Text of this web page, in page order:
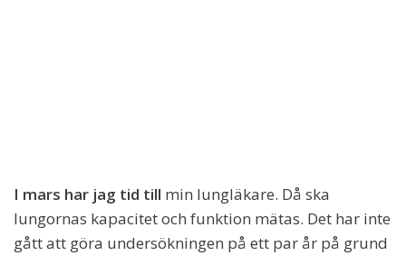
I mars har jag tid till min lungläkare. Då ska
lungornas kapacitet och funktion mätas. Det har inte
gått att göra undersökningen på ett par år på grund